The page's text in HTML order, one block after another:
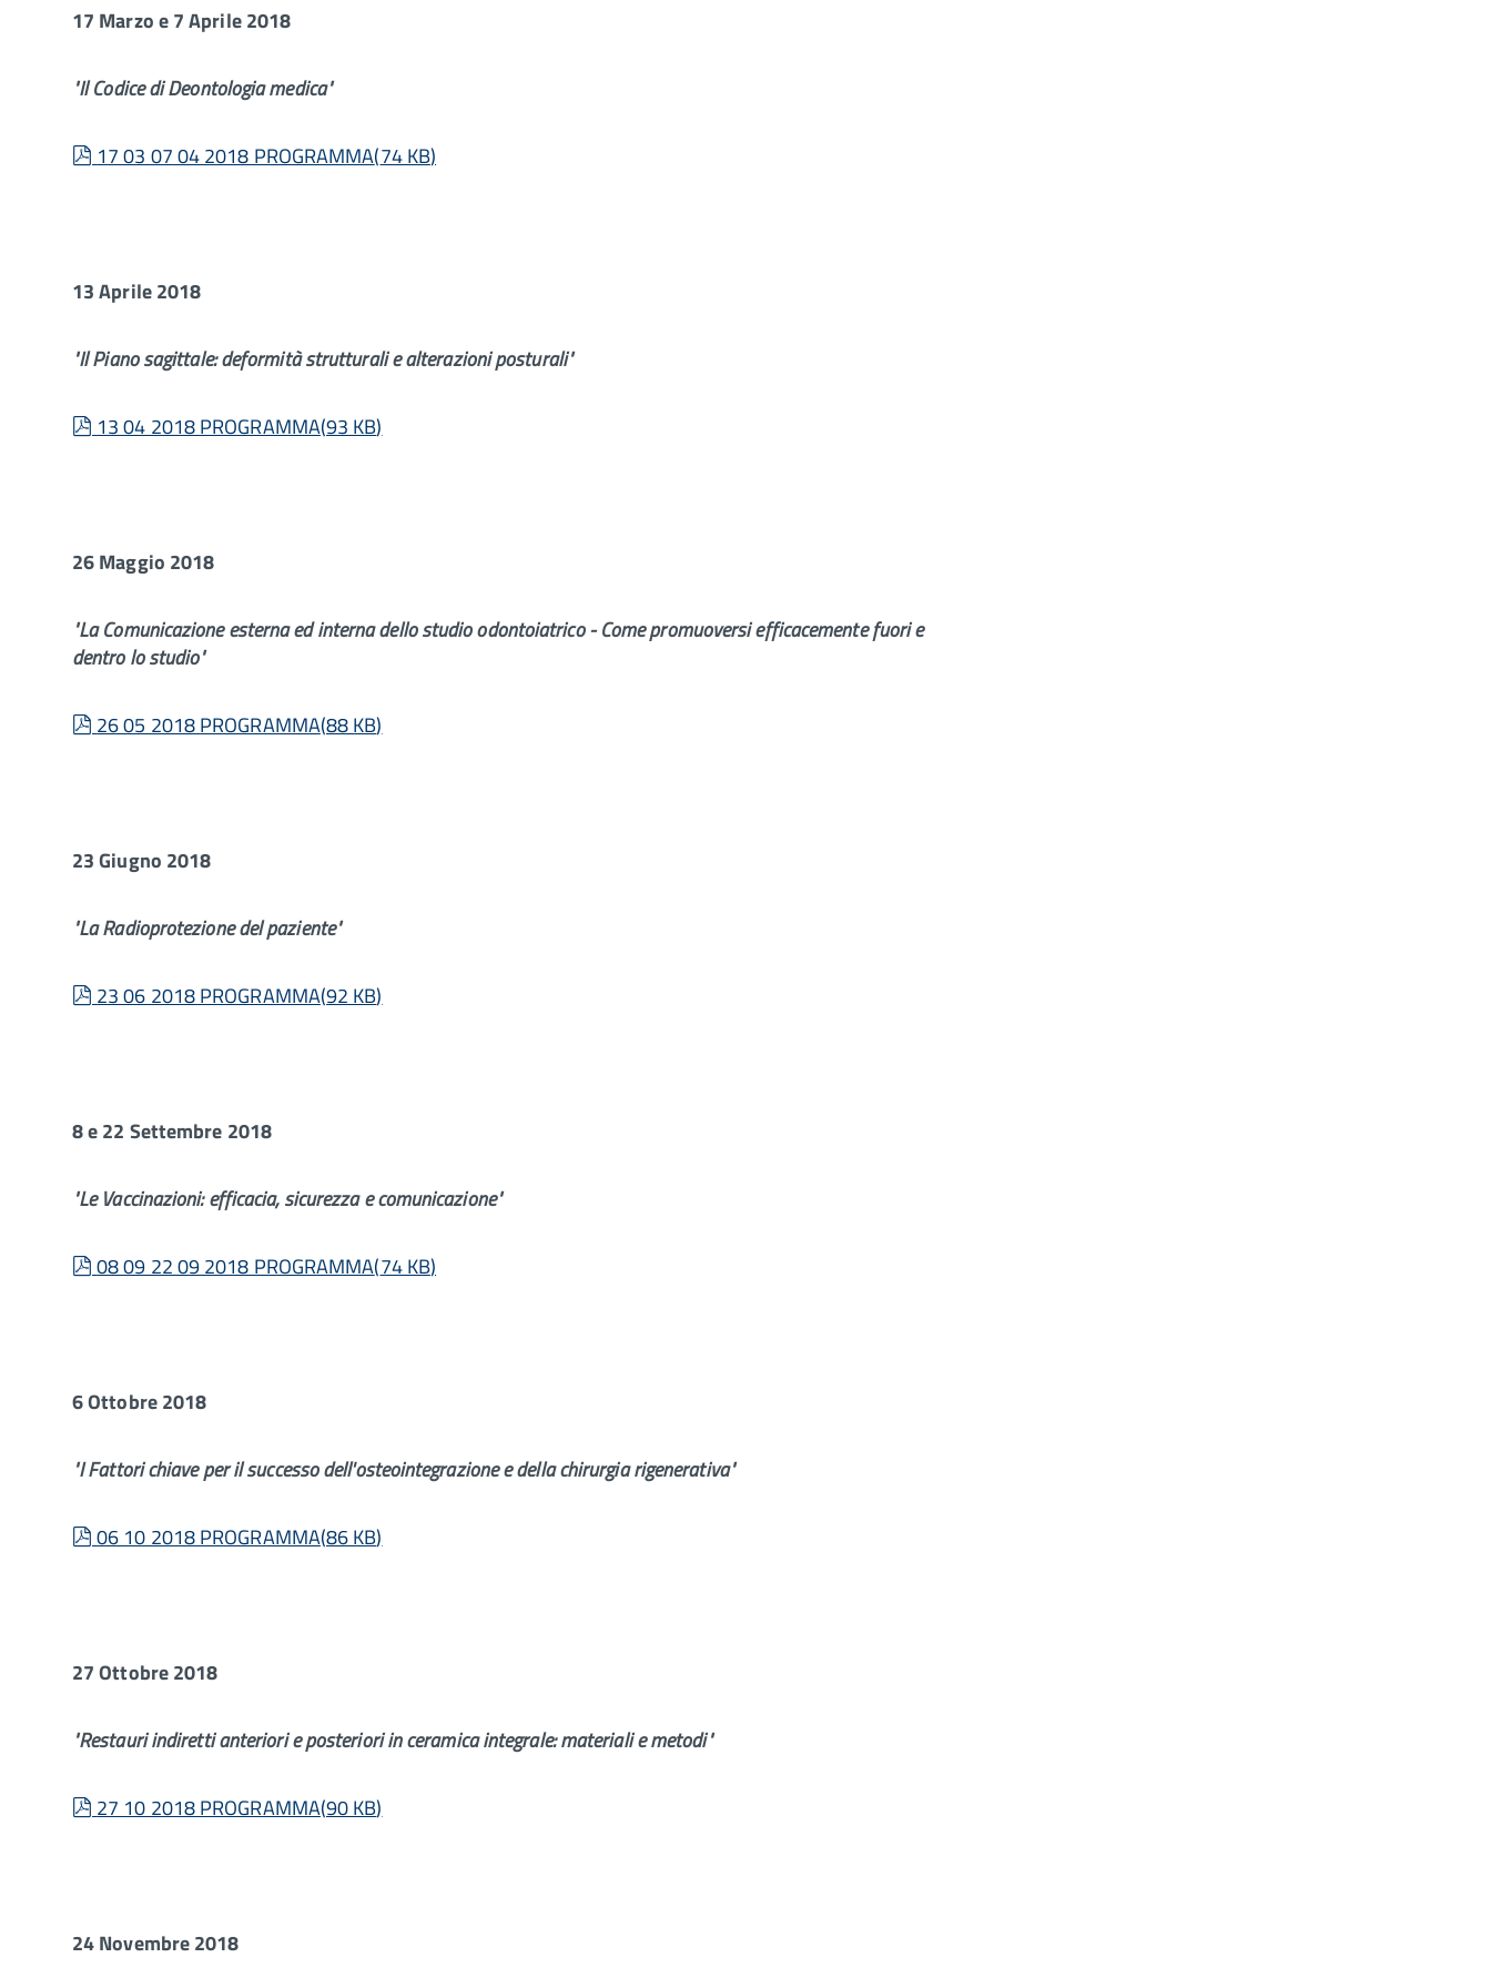
17 Marzo e 7 Aprile 2018
"Il Codice di Deontologia medica"
pdf
17 03 07 04 2018 PROGRAMMA(74 KB)
13 Aprile 2018
"Il Piano sagittale: deformità strutturali e alterazioni posturali"
pdf
13 04 2018 PROGRAMMA(93 KB)
26 Maggio 2018
"La Comunicazione esterna ed interna dello studio odontoiatrico - Come promuoversi efficacemente fuori e
dentro lo studio"
pdf
26 05 2018 PROGRAMMA(88 KB)
23 Giugno 2018
"La Radioprotezione del paziente"
pdf
23 06 2018 PROGRAMMA(92 KB)
8 e 22 Settembre 2018
"Le Vaccinazioni: efficacia, sicurezza e comunicazione"
pdf
08 09 22 09 2018 PROGRAMMA(74 KB)
6 Ottobre 2018
"I Fattori chiave per il successo dell'osteointegrazione e della chirurgia rigenerativa"
pdf
06 10 2018 PROGRAMMA(86 KB)
27 Ottobre 2018
"Restauri indiretti anteriori e posteriori in ceramica integrale: materiali e metodi"
pdf
27 10 2018 PROGRAMMA(90 KB)
24 Novembre 2018